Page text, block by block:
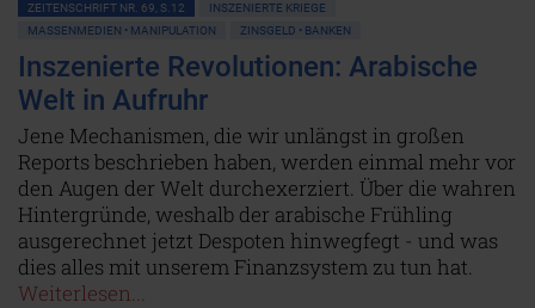
ZEITENSCHRIFT NR. 69, S.12
INSZENIERTE KRIEGE
MASSENMEDIEN • MANIPULATION
ZINSGELD • BANKEN
Inszenierte Revolutionen: Arabische
Welt in Aufruhr
Jene Mechanismen, die wir unlängst in großen
Reports beschrieben haben, werden einmal mehr vor
den Augen der Welt durchexerziert. Über die wahren
Hintergründe, weshalb der arabische Frühling
ausgerechnet jetzt Despoten hinwegfegt - und was
dies alles mit unserem Finanzsystem zu tun hat.
Weiterlesen...